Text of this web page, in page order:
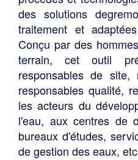
des solutions
traitement et
Conçu par des
terrain, cet outil
responsables de site,
responsables qualité,
les acteurs du
l'eau, aux centres de
bureaux d'études,
de gestion des eaux,